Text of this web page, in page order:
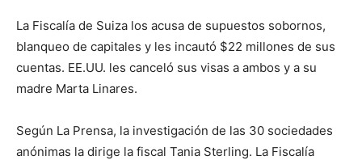
La Fiscalía de Suiza los acusa de supuestos sobornos,
blanqueo de capitales y les incautó $22 millones de sus
cuentas. EE.UU. les canceló sus visas a ambos y a su
madre Marta Linares.
Según La Prensa, la investigación de las 30 sociedades
anónimas la dirige la fiscal Tania Sterling. La Fiscalía